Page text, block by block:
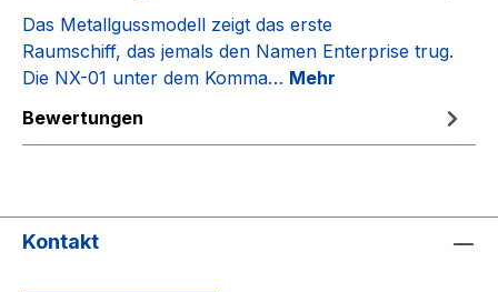
Das Metallgussmodell zeigt das erste
Raumschiff, das jemals den Namen Enterprise trug.
Die NX-01 unter dem Komma… Mehr
Bewertungen
Kontakt